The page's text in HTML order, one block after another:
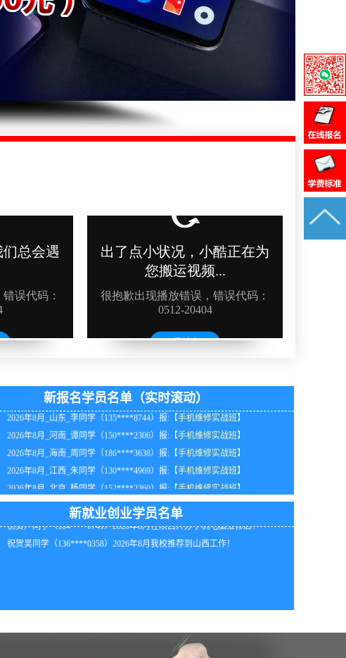
新报名学员名单（实时滚动）
2026年8月_湖北_韩同学（136****8646）报:【手机维修实战班】
2026年8月_山东_李同学（135****8744）报: 【手机维修实战班】
2026年8月_河南_谭同学（150****2306）报: 【手机维修实战班】
2026年8月_海南_周同学（186****3638）报: 【手机维修实战班】
2026年8月_江西_朱同学（130****4969）报: 【手机维修实战班】
2026年8月_北京_杨同学（152****2360）报: 【手机维修实战班】
2026年8月_山东_杨同学（133****4180）报:【手机维修实战班】
2026年8月_福建_陈同学（159****8480）报: 【手机维修实战班】
2026年8月_广东_朱同学（137****0372）报:【手机维修实战班】
2026年8月_江苏_陈同学（132****0199）报:【手机维修实战班】
新就业创业学员名单
祝贺林同学（159****2923）2026年8月我校推荐到四川工作！
祝贺王同学（155****2226）2026年8月在广东开办维修公司！
祝贺卢同学（184****0741）2026年8月在陕西开办手机电脑维修店！
祝贺吴同学（136****0358）2026年8月我校推荐到山西工作！